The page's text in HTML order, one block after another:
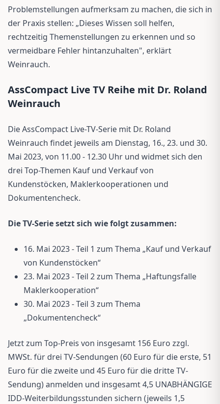
Problemstellungen aufmerksam zu machen, die sich in
der Praxis stellen: „Dieses Wissen soll helfen,
rechtzeitig Themenstellungen zu erkennen und so
vermeidbare Fehler hintanzuhalten", erklärt
Weinrauch.
AssCompact Live TV Reihe mit Dr. Roland
Weinrauch
Die AssCompact Live-TV-Serie mit Dr. Roland
Weinrauch findet jeweils am Dienstag, 16., 23. und 30.
Mai 2023, von 11.00 - 12.30 Uhr und widmet sich den
drei Top-Themen Kauf und Verkauf von
Kundenstöcken, Maklerkooperationen und
Dokumentencheck.
Die TV-Serie setzt sich wie folgt zusammen:
16. Mai 2023 - Teil 1 zum Thema „Kauf und Verkauf
von Kundenstöcken“
23. Mai 2023 - Teil 2 zum Thema „Haftungsfalle
Maklerkooperation“
30. Mai 2023 - Teil 3 zum Thema
„Dokumentencheck“
Jetzt zum Top-Preis von insgesamt 156 Euro zzgl.
MWSt. für drei TV-Sendungen (60 Euro für die erste, 51
Euro für die zweite und 45 Euro für die dritte TV-
Sendung) anmelden und insgesamt 4,5 UNABHÄNGIGE
IDD-Weiterbildungsstunden sichern (jeweils 1,5